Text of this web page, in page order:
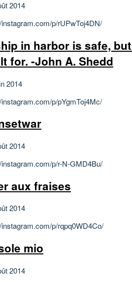
2014
instagram.com/p/rUPwToj4DN/
in harbor is safe,
for. -John A. Shedd
2014
instagram.com/p/pYgmToj4Mc/
2014
instagram.com/p/r-N-GMD4Bu/
aux fraises
2014
instagram.com/p/rqpq0WD4Co/
mio
2014